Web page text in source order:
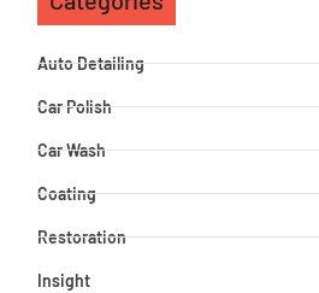
Auto Detailing
Car Polish
Car Wash
Coating
Restoration
Insight